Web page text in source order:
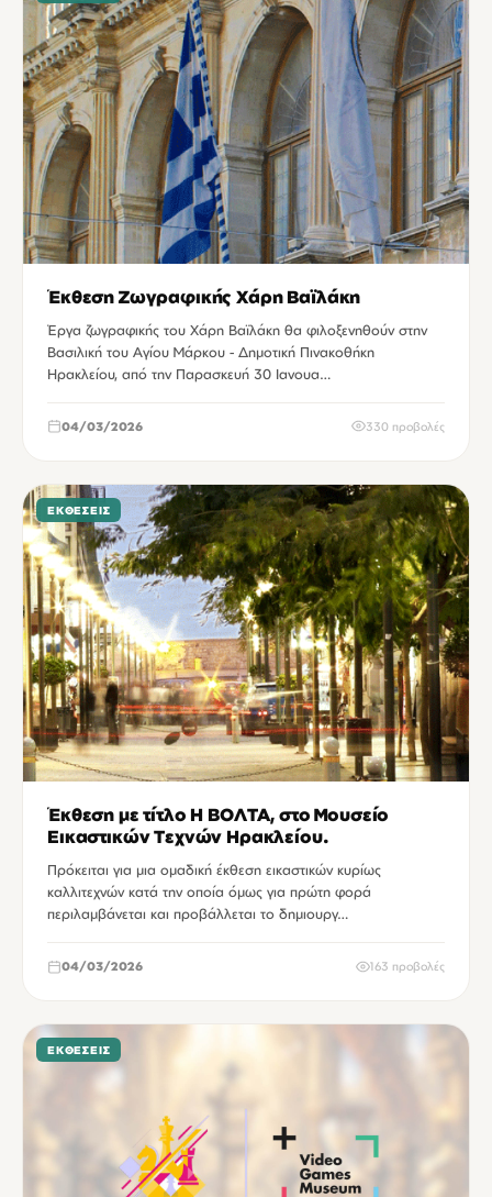
Έκθεση Ζωγραφικής Χάρη Βαϊλάκη
Έργα ζωγραφικής του Χάρη Βαϊλάκη θα φιλοξενηθούν στην
Βασιλική του Αγίου Μάρκου - Δημοτική Πινακοθήκη
Ηρακλείου, από την Παρασκευή 30 Ιανουα…
04/03/2026 330 προβολές
ΕΚΘΈΣΕΙΣ
Έκθεση με τίτλο Η ΒΟΛΤΑ, στο Μουσείο
Εικαστικών Τεχνών Ηρακλείου.
Πρόκειται για μια ομαδική έκθεση εικαστικών κυρίως
καλλιτεχνών κατά την οποία όμως για πρώτη φορά
περιλαμβάνεται και προβάλλεται το δημιουργ…
04/03/2026 163 προβολές
ΕΚΘΈΣΕΙΣ